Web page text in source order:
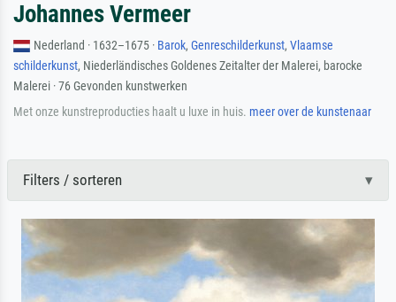
Johannes Vermeer
Nederland · 1632–1675 · Barok,Genreschilderkunst,Vlaamse
schilderkunst, Niederländisches Goldenes Zeitalter der Malerei, barocke
Malerei · 76 Gevonden kunstwerken
Met onze kunstreproducties haalt u luxe in huis. meer over de kunstenaar
Filters / sorteren